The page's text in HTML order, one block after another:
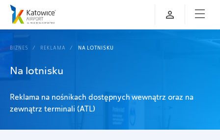
BIZNES REKLAMA NA LOTNISKU
Na lotnisku
Reklama na nośnikach dostępnych wewnątrz oraz na
zewnątrz terminali (ATL)